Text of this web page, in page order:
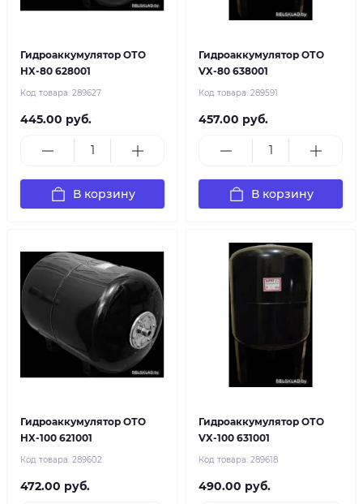
Гидроаккумулятор ОТО
HX-80 628001
Код товара: 289627
445.00 руб.
В корзину
Гидроаккумулятор ОТО
VX-80 638001
Код товара: 289591
457.00 руб.
В корзину
Гидроаккумулятор ОТО
HX-100 621001
Код товара: 289602
472.00 руб.
Гидроаккумулятор ОТО
VX-100 631001
Код товара: 289618
490.00 руб.